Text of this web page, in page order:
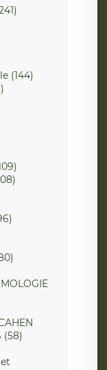
(144)
(58)